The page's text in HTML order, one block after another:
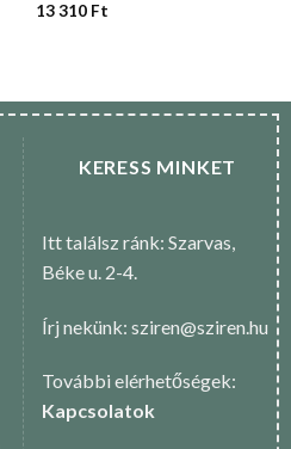
13 310 Ft
KERESS MINKET
Itt találsz ránk: Szarvas,
Béke u. 2-4.
Írj nekünk: sziren@sziren.hu
További elérhetőségek:
Kapcsolatok